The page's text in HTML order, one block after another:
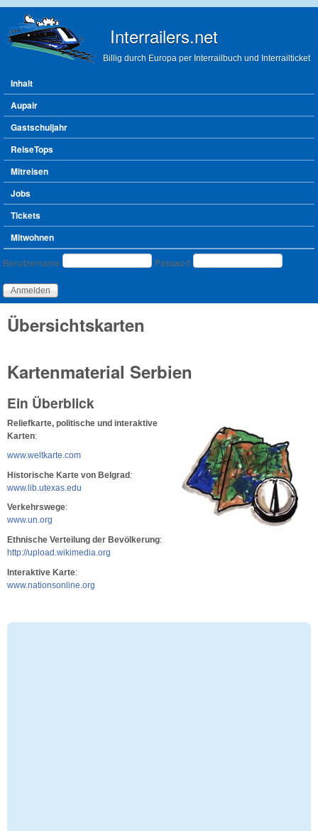
Interrailers.net
Billig durch Europa per Interrailbuch und Interrailticket
Hauptmenü
Inhalt
Aupair
Gastschuljahr
ReiseTops
Mitreisen
Jobs
Tickets
Mitwohnen
Benutzeranmeldung
Benutzername Passwort
Übersichtskarten
Kartenmaterial Serbien
Ein Überblick
Reliefkarte, politische und interaktive
Karten:
www.weltkarte.com
Historische Karte von Belgrad:
www.lib.utexas.edu
Verkehrswege:
www.un.org
Ethnische Verteilung der Bevölkerung:
http://upload.wikimedia.org
Interaktive Karte:
www.nationsonline.org